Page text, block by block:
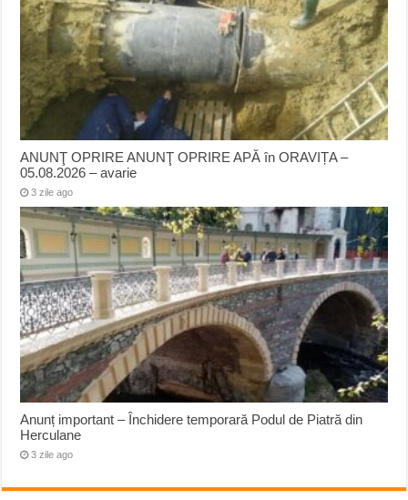
ANUNŢ OPRIRE ANUNŢ OPRIRE APĂ în ORAVIȚA –
05.08.2026 – avarie
3 zile ago
Anunț important – Închidere temporară Podul de Piatră din
Herculane
3 zile ago